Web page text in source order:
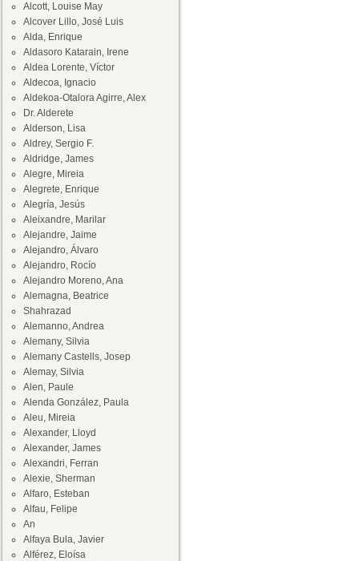
Alcott, Louise May
Alcover Lillo, José Luis
Alda, Enrique
Aldasoro Katarain, Irene
Aldea Lorente, Víctor
Aldecoa, Ignacio
Aldekoa-Otalora Agirre, Alex
Dr. Alderete
Alderson, Lisa
Aldrey, Sergio F.
Aldridge, James
Alegre, Mireia
Alegrete, Enrique
Alegría, Jesús
Aleixandre, Marilar
Alejandre, Jaime
Alejandro, Álvaro
Alejandro, Rocío
Alejandro Moreno, Ana
Alemagna, Beatrice
Shahrazad
Alemanno, Andrea
Alemany, Silvia
Alemany Castells, Josep
Alemay, Silvia
Alen, Paule
Alenda González, Paula
Aleu, Mireia
Alexander, Lloyd
Alexander, James
Alexandri, Ferran
Alexie, Sherman
Alfaro, Esteban
Alfau, Felipe
An
Alfaya Bula, Javier
Alférez, Eloísa